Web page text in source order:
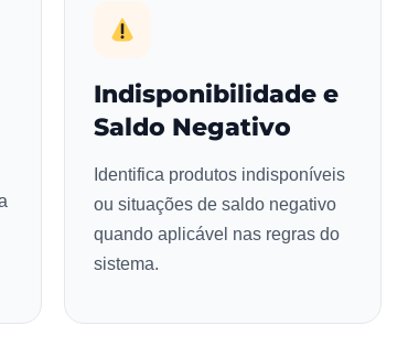
Indisponibilidade e
Saldo Negativo
Identifica produtos indisponíveis
ou situações de saldo negativo
quando aplicável nas regras do
sistema.